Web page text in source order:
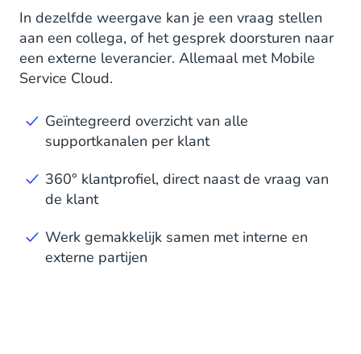
In dezelfde weergave kan je een vraag stellen
aan een collega, of het gesprek doorsturen naar
een externe leverancier. Allemaal met Mobile
Service Cloud.
Geïntegreerd overzicht van alle
supportkanalen per klant
360° klantprofiel, direct naast de vraag van
de klant
Werk gemakkelijk samen met interne en
externe partijen